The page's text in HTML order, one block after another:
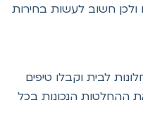
חשוב לעשות בחירות
לבית וקבלו טיפים
הנכונות בכל